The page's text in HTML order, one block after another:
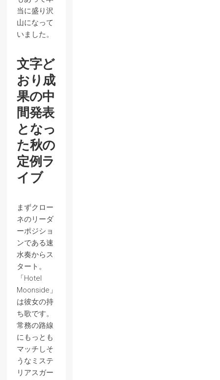
当に盛り沢
山になって
いました。
文字ど
おり成
果の中
間発表
となっ
た秋の
定例ラ
イブ
まずクロー
ネのリーダ
ーポジショ
ンである速
水奏からス
タート。
「Hotel
Moonside」
は彼女の持
ち歌です。
常務の路線
にもっとも
マッチしそ
うなミステ
リアスガー